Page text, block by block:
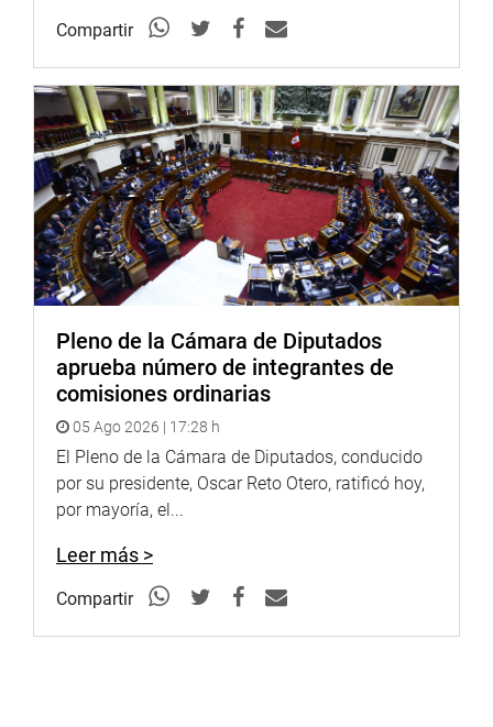
Compartir
Pleno de la Cámara de Diputados
aprueba número de integrantes de
comisiones ordinarias
05 Ago 2026 | 17:28 h
El Pleno de la Cámara de Diputados, conducido
por su presidente, Oscar Reto Otero, ratificó hoy,
por mayoría, el...
Leer más >
Compartir